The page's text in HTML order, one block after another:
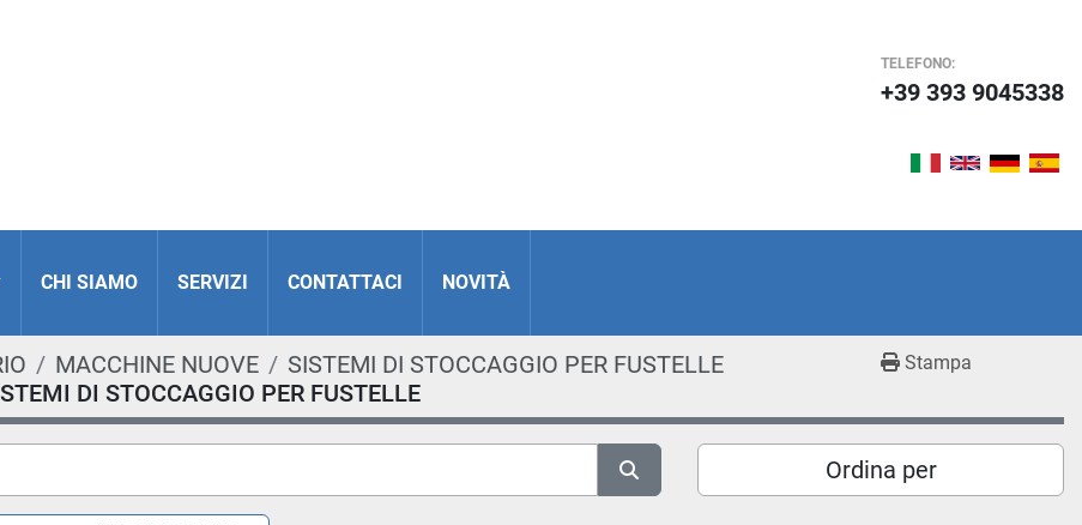
TELEFONO:
+39 393 9045338
CHI SIAMO SERVIZI CONTATTACI NOVITÀ
MACCHINE NUOVE
SISTEMI DI STOCCAGGIO PER FUSTELLE
DI STOCCAGGIO PER FUSTELLE
Stampa
Ordina per